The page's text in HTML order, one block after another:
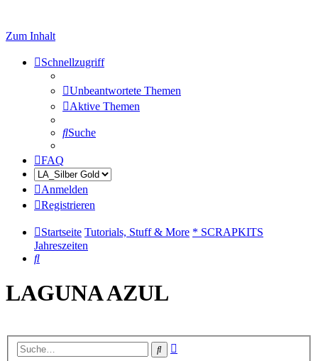
Zum Inhalt
Schnellzugriff
Unbeantwortete Themen
Aktive Themen
Suche
FAQ
Anmelden
Registrieren
Startseite Tutorials, Stuff & More * SCRAPKITS
Jahreszeiten
Suche
LAGUNA AZUL
Suche